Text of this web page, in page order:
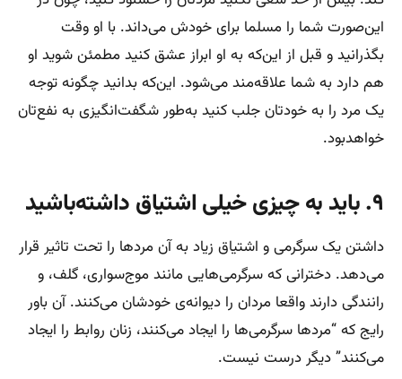
این‌صورت شما را مسلما برای خودش می‌داند. با او وقت
بگذرانید و قبل از این‌که به او ابراز عشق کنید مطمئن شوید او
هم دارد به شما علاقه‌مند می‌شود. این‌که بدانید چگونه توجه
یک مرد را به خودتان جلب کنید به‌طور شگفت‌انگیزی به نفع‌تان
خواهدبود.
۹. باید به چیزی خیلی اشتیاق داشته‌باشید
داشتن یک سرگرمی و اشتیاق زیاد به آن مردها را تحت تاثیر قرار
می‌دهد. دخترانی که سرگرمی‌هایی مانند موج‌سواری، گلف، و
رانندگی دارند واقعا مردان را دیوانه‌ی خودشان می‌کنند. آن باور
رایج که “مردها سرگرمی‌ها را ایجاد می‌کنند، زنان روابط را ایجاد
می‌کنند” دیگر درست نیست.